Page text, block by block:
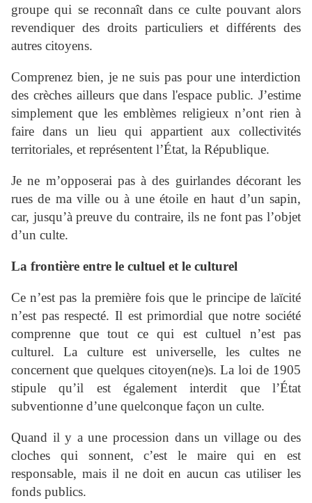
groupe qui se reconnaît dans ce culte pouvant alors
revendiquer des droits particuliers et différents des
autres citoyens.
Comprenez bien, je ne suis pas pour une interdiction
des crèches ailleurs que dans l'espace public. J’estime
simplement que les emblèmes religieux n’ont rien à
faire dans un lieu qui appartient aux collectivités
territoriales, et représentent l’État, la République.
Je ne m’opposerai pas à des guirlandes décorant les
rues de ma ville ou à une étoile en haut d’un sapin,
car, jusqu’à preuve du contraire, ils ne font pas l’objet
d’un culte.
La frontière entre le cultuel et le culturel
Ce n’est pas la première fois que le principe de laïcité
n’est pas respecté. Il est primordial que notre société
comprenne que tout ce qui est cultuel n’est pas
culturel. La culture est universelle, les cultes ne
concernent que quelques citoyen(ne)s. La loi de 1905
stipule qu’il est également interdit que l’État
subventionne d’une quelconque façon un culte.
Quand il y a une procession dans un village ou des
cloches qui sonnent, c’est le maire qui en est
responsable, mais il ne doit en aucun cas utiliser les
fonds publics.